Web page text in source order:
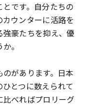
です。自分たちの
ウンターに活路を
豪たちを抑え、優
。
があります。日本
とつに数えられて
べればプロリーグ